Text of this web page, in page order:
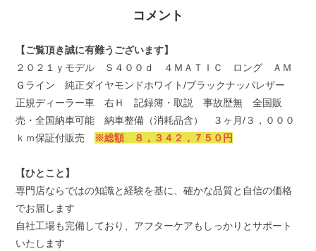
コメント
【ご覧頂き誠に有難うございます】
２０２１ｙモデル Ｓ４００ｄ ４ＭＡＴＩＣ ロング ＡＭ
Ｇライン 純正ダイヤモンドホワイト/ブラックナッパレザー
正規ディーラー車 右Ｈ 記録簿・取説 事故歴無 全国販
売・全国納車可能 納車整備（消耗品含） ３ヶ月/３，０００
ｋｍ保証付販売
※総額 ８，３４２，７５０円
【ひとこと】
専門店ならではの知識と経験を基に、確かな品質と自信の価格
でお届します
自社工場も完備しており、アフターケアもしっかりとサポート
いたします